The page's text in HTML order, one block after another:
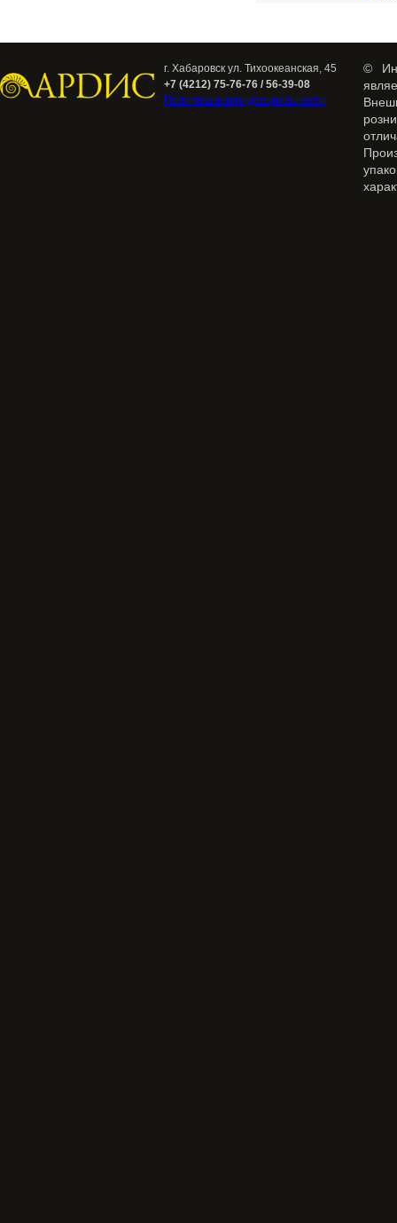
г. Хабаровск ул. Тихоокеанская, 45
+7 (4212) 75-76-76 / 56-39-08
Политика конфиденциальности
©